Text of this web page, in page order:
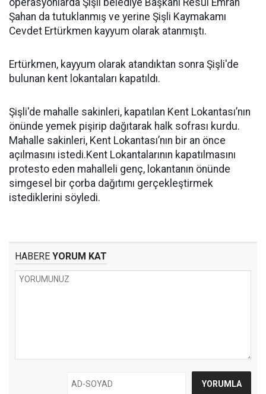
operasyonlarda Şişli belediye Başkanı Resul Emrah
Şahan da tutuklanmış ve yerine Şişli Kaymakamı
Cevdet Ertürkmen kayyum olarak atanmıştı.
Ertürkmen, kayyum olarak atandıktan sonra Şişli'de
bulunan kent lokantaları kapatıldı.
Şişli'de mahalle sakinleri, kapatılan Kent Lokantası’nın
önünde yemek pişirip dağıtarak halk sofrası kurdu.
Mahalle sakinleri, Kent Lokantası’nın bir an önce
açılmasını istedi.Kent Lokantalarının kapatılmasını
protesto eden mahalleli genç, lokantanın önünde
simgesel bir çorba dağıtımı gerçekleştirmek
istediklerini söyledi.
HABERE YORUM KAT